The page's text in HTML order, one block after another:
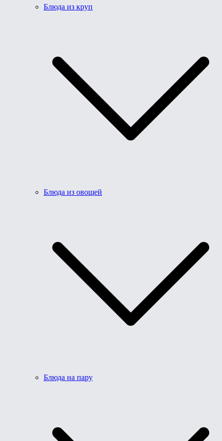
Блюда из круп
Блюда из овощей
Блюда на пару